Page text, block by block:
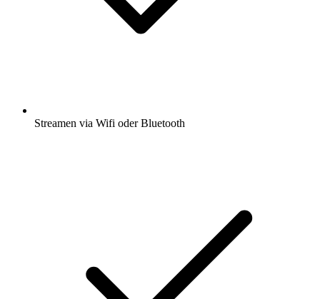
Streamen via Wifi oder Bluetooth